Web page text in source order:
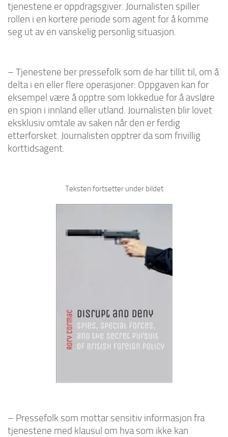
tjenestene er oppdragsgiver. Journalisten spiller
rollen i en kortere periode som agent for å komme
seg ut av en vanskelig personlig situasjon.
– Tjenestene ber pressefolk som de har tillit til, om å
delta i en eller flere operasjoner: Oppgaven kan for
eksempel være å opptre som lokkedue for å avsløre
en spion i innland eller utland. Journalisten blir lovet
eksklusiv omtale av saken når den er ferdig
etterforsket. Journalisten opptrer da som frivillig
korttidsagent.
Teksten fortsetter under bildet
– Pressefolk som mottar sensitiv informasjon fra
tjenestene med klausul om hva som ikke kan